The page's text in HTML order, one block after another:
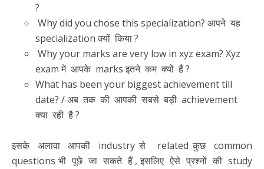
?
Why did you chose this specialization? आपने यह
specialization क्यों किया ?
Why your marks are very low in xyz exam? Xyz
exam में आपके marks इतने कम क्यों हैं ?
What has been your biggest achievement till
date? / अब तक की आपकी सबसे बड़ी achievement
क्या रही है ?
इसके अलावा आपकी industry से related कुछ common
questions भी पूछे जा सकते हैं , इसलिए ऐसे प्रश्नों की study